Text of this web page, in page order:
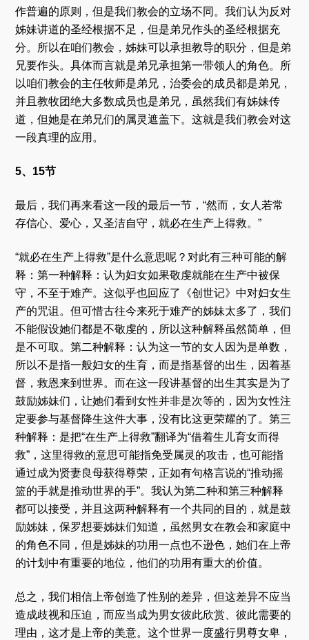
作普遍的原则，但是我们教会的立场不同。我们认为反对
姊妹讲道的圣经根据不足，但是弟兄作头的圣经根据充
分。所以在咱们教会，姊妹可以承担教导的职分，但是弟
兄要作头。具体而言就是弟兄承担第一带领人的角色。所
以咱们教会的主任牧师是弟兄，治委会的成员都是弟兄，
并且教牧团绝大多数成员也是弟兄，虽然我们有姊妹传
道，但她是在弟兄们的属灵遮盖下。这就是我们教会对这
一段真理的应用。
5、15节
最后，我们再来看这一段的最后一节，“然而，女人若常
存信心、爱心，又圣洁自守，就必在生产上得救。”
“就必在生产上得救”是什么意思呢？对此有三种可能的解
释：第一种解释：认为妇女如果敬虔就能在生产中被保
守，不至于难产。这似乎也回应了《创世记》中对妇女生
产的咒诅。但可惜古往今来死于难产的姊妹太多了，我们
不能假设她们都是不敬虔的，所以这种解释虽然简单，但
是不可取。第二种解释：认为这一节的女人因为是单数，
所以不是指一般妇女的生育，而是指基督的出生，因着基
督，救恩来到世界。而在这一段讲基督的出生其实是为了
鼓励姊妹们，让她们看到女性并非是次等的，因为女性注
定要参与基督降生这件大事，没有比这更荣耀的了。第三
种解释：是把“在生产上得救”翻译为“借着生儿育女而得
救”，这里得救的意思可能指免受属灵的攻击，也可能指
通过成为贤妻良母获得尊荣，正如有句格言说的“推动摇
篮的手就是推动世界的手”。我认为第二种和第三种解释
都可以接受，并且这两种解释有一个共同的目的，就是鼓
励姊妹，保罗想要姊妹们知道，虽然男女在教会和家庭中
的角色不同，但是姊妹的功用一点也不逊色，她们在上帝
的计划中有重要的地位，他们的功用有重大的价值。
总之，我们相信上帝创造了性别的差异，但这差异不应当
造成歧视和压迫，而应当成为男女彼此欣赏、彼此需要的
理由，这才是上帝的美意。这个世界一度盛行男尊女卑，